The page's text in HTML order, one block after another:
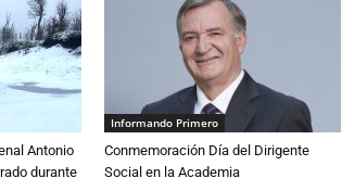
Antonio
durante
Informando Primero
Conmemoración Día del Dirigente
Social en la Academia